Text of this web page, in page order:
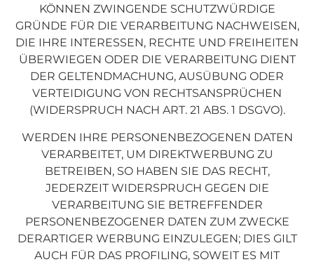
KÖNNEN ZWINGENDE SCHUTZWÜRDIGE
GRÜNDE FÜR DIE VERARBEITUNG NACHWEISEN,
DIE IHRE INTERESSEN, RECHTE UND FREIHEITEN
ÜBERWIEGEN ODER DIE VERARBEITUNG DIENT
DER GELTENDMACHUNG, AUSÜBUNG ODER
VERTEIDIGUNG VON RECHTSANSPRÜCHEN
(WIDERSPRUCH NACH ART. 21 ABS. 1 DSGVO).
WERDEN IHRE PERSONENBEZOGENEN DATEN
VERARBEITET, UM DIREKTWERBUNG ZU
BETREIBEN, SO HABEN SIE DAS RECHT,
JEDERZEIT WIDERSPRUCH GEGEN DIE
VERARBEITUNG SIE BETREFFENDER
PERSONENBEZOGENER DATEN ZUM ZWECKE
DERARTIGER WERBUNG EINZULEGEN; DIES GILT
AUCH FÜR DAS PROFILING, SOWEIT ES MIT